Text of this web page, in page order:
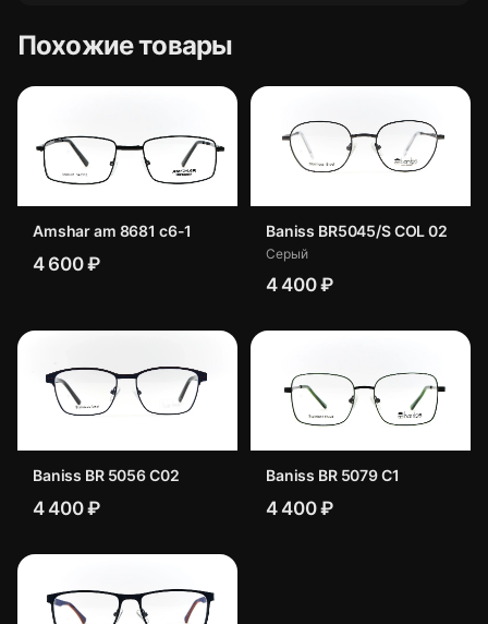
Похожие товары
Amshar am 8681 c6-1
4 600 ₽
Baniss BR5045/S COL 02
Серый
4 400 ₽
Baniss BR 5056 C02
4 400 ₽
Baniss BR 5079 C1
4 400 ₽